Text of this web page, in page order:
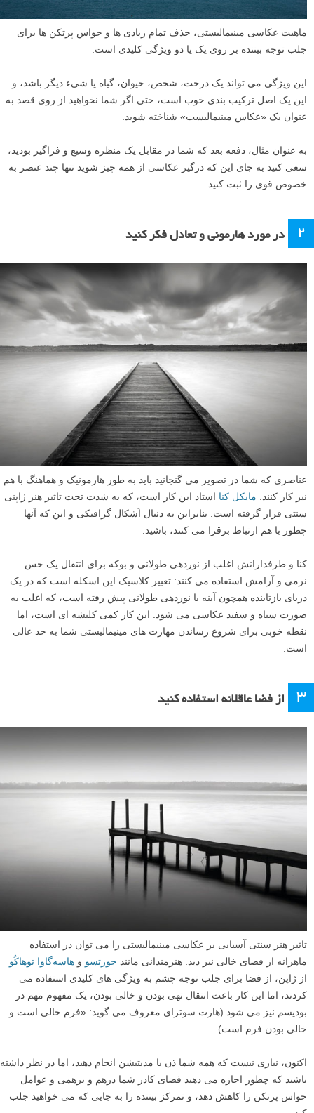
ماهیت عکاسی مینیمالیستی، حذف تمام زیادی ها و حواس پرتکن ها برای
جلب توجه بیننده بر روی یک یا دو ویژگی کلیدی است.
این ویژگی می تواند یک درخت، شخص، حیوان، گیاه یا شیء دیگر باشد، و
این یک اصل ترکیب بندی خوب است، حتی اگر شما نخواهید از روی قصد به
عنوان یک «عکاس مینیمالیست» شناخته شوید.
به عنوان مثال، دفعه بعد که شما در مقابل یک منظره وسیع و فراگیر بودید،
سعی کنید به جای این که درگیر عکاسی از همه چیز شوید تنها چند عنصر به
خصوص قوی را ثبت کنید.
۲ در مورد هارمونی و تعادل فکر کنید
عناصری که شما در تصویر می گنجانید باید به طور هارمونیک و هماهنگ با هم
نیز کار کنند. مایکل کنا استاد این کار است، که به شدت تحت تاثیر هنر ژاپنی
سنتی قرار گرفته است. بنابراین به دنبال اَشکال گرافیکی و این که آنها
چطور با هم ارتباط برقرا می کنند، باشید.
کنا و طرفدارانش اغلب از نوردهی طولانی و بوکه برای انتقال یک حس
نرمی و آرامش استفاده می کنند: تعبیر کلاسیک این اسکله است که در یک
دریای بازتابنده همچون آینه با نوردهی طولانی پیش رفته است، که اغلب به
صورت سیاه و سفید عکاسی می شود. این کار کمی کلیشه ای است، اما
نقطه خوبی برای شروع رساندن مهارت های مینیمالیستی شما به حد عالی
است.
۳ از فضا عاقلانه استفاده کنید
تاثیر هنر سنتی آسیایی بر عکاسی مینیمالیستی را می توان در استفاده
ماهرانه از فضای خالی نیز دید. هنرمندانی مانند جوزتسو و هاسه‌گاوا توهاکُو
از ژاپن، از فضا برای جلب توجه چشم به ویژگی های کلیدی استفاده می
کردند، اما این کار باعث انتقال تهی بودن و خالی بودن، یک مفهوم مهم در
بودیسم نیز می شود (هارت سوترای معروف می گوید: «فرم خالی است و
خالی بودن فرم است).
اکنون، نیازی نیست که همه شما ذن یا مدیتیشن انجام دهید، اما در نظر داشته
باشید که چطور اجازه می دهید فضای کادر شما درهم و برهمی و عوامل
حواس پرتکن را کاهش دهد، و تمرکز بیننده را به جایی که می خواهید جلب